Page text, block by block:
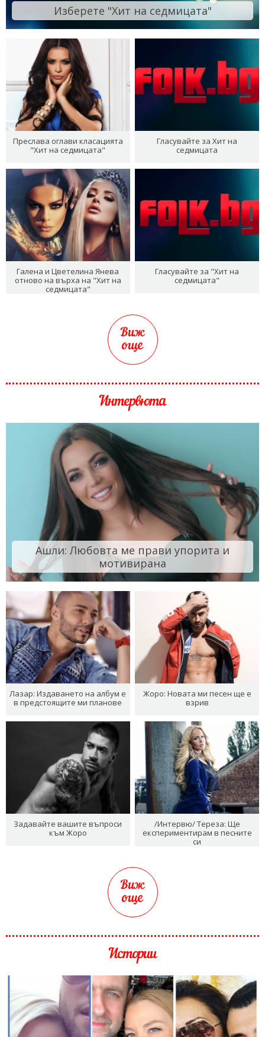
Изберете "Хит на седмицата"
Преслава оглави класацията
"Хит на седмицата"
Гласувайте за Хит на
седмицата
Галена и Цветелина Янева
отново на върха на "Хит на
седмицата"
Гласувайте за "Хит на
седмицата"
Виж
още
Интервюта
Ашли: Любовта ме прави упорита и
мотивирана
Лазар: Издаването на албум е
в предстоящите ми планове
Жоро: Новата ми песен ще е
взрив
Задавайте вашите въпроси
към Жоро
/Интервю/ Тереза: Ще
експериментирам в песните
си
Виж
още
Истории